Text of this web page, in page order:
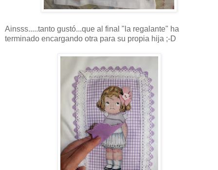
Ainsss.....tanto gustó...que al final "la regalante" ha
terminado encargando otra para su propia hija ;-D